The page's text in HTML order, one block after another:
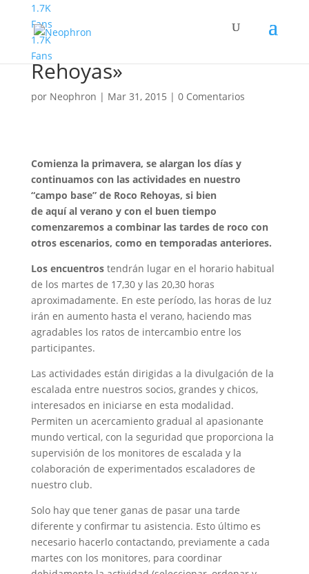
1.7K
Fans
1.7K
Fans
Martes de «Roco
Rehoyas»
por Neophron | Mar 31, 2015 | 0 Comentarios
Comienza la primavera, se alargan los días y
continuamos con las actividades en nuestro
“campo base” de Roco Rehoyas, si bien
de aquí al verano y con el buen tiempo
comenzaremos a combinar las tardes de roco con
otros escenarios, como en temporadas anteriores.
Los encuentros tendrán lugar en el horario habitual
de los martes de 17,30 y las 20,30 horas
aproximadamente. En este período, las horas de luz
irán en aumento hasta el verano, haciendo mas
agradables los ratos de intercambio entre los
participantes.
Las actividades están dirigidas a la divulgación de la
escalada entre nuestros socios, grandes y chicos,
interesados en iniciarse en esta modalidad.
Permiten un acercamiento gradual al apasionante
mundo vertical, con la seguridad que proporciona la
supervisión de los monitores de escalada y la
colaboración de experimentados escaladores de
nuestro club.
Solo hay que tener ganas de pasar una tarde
diferente y confirmar tu asistencia. Esto último es
necesario hacerlo contactando, previamente a cada
martes con los monitores, para coordinar